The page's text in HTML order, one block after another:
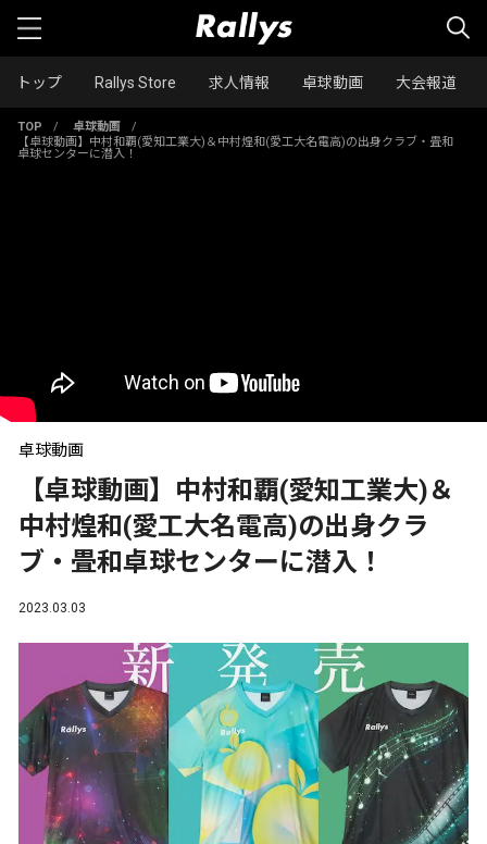
トップ Rallys Store 求人情報 卓球動画 大会報道
TOP / 卓球動画
/
【卓球動画】中村和覇(愛知工業大)＆中村煌和(愛工大名電高)の出身クラブ・畳和
卓球センターに潜入！
卓球動画
【卓球動画】中村和覇(愛知工業大)＆
中村煌和(愛工大名電高)の出身クラ
ブ・畳和卓球センターに潜入！
2023.03.03